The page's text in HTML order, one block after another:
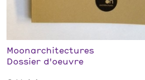
Moonarchitectures
Dossier d'oeuvre